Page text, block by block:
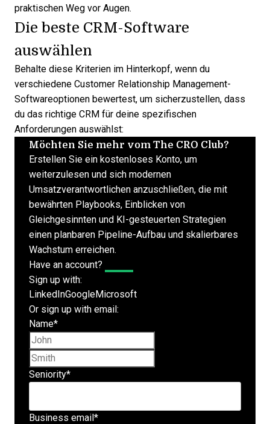
praktischen Weg vor Augen.
Die beste CRM-Software
auswählen
Behalte diese Kriterien im Hinterkopf, wenn du
verschiedene Customer Relationship Management-
Softwareoptionen bewertest, um sicherzustellen, dass
du das richtige CRM für deine spezifischen
Anforderungen auswählst:
Möchten Sie mehr vom The CRO Club?
Erstellen Sie ein kostenloses Konto, um
weiterzulesen und sich modernen
Umsatzverantwortlichen anzuschließen, die mit
bewährten Playbooks, Einblicken von
Gleichgesinnten und KI-gesteuerten Strategien
einen planbaren Pipeline-Aufbau und skalierbares
Wachstum erreichen.
Have an account?
Sign up with:
LinkedInGoogleMicrosoft
Or sign up with email:
Name*
Seniority*
Business email *